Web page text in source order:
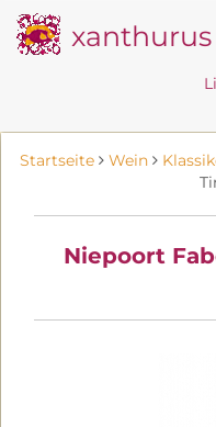
xanthurus
Startseite Wein
Niepoort